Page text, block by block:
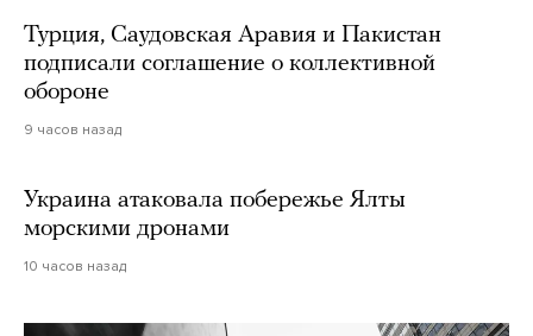
Турция, Саудовская Аравия и Пакистан
подписали соглашение о коллективной
обороне
9 часов назад
Украина атаковала побережье Ялты
морскими дронами
10 часов назад